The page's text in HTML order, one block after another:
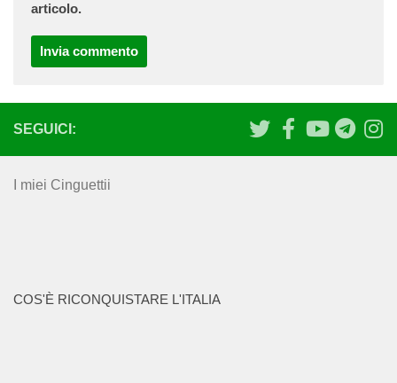
articolo.
SEGUICI:
I miei Cinguettii
COS'È RICONQUISTARE L'ITALIA